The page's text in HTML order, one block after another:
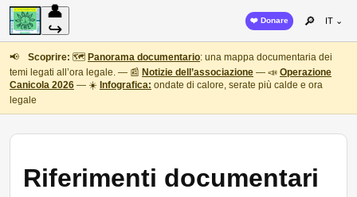
👤
↪
❤️ Donare 🔎 IT ⌄
📢 Scoprire: 🗺️ Panorama documentario: una mappa documentaria dei
temi legati all’ora legale. — 📰 Notizie dell’associazione — 📣 Operazione
Canicola 2026 — ☀️ Infografica: ondate di calore, serate più calde e ora
legale
Riferimenti documentari